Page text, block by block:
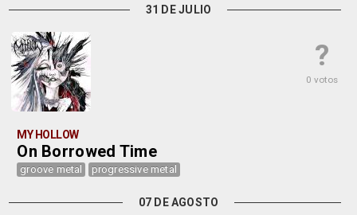
31 DE JULIO
?
0 votos
MY HOLLOW
On Borrowed Time
groove metal progressive metal
07 DE AGOSTO